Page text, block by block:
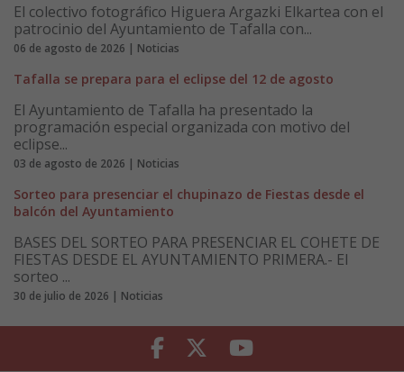
El colectivo fotográfico Higuera Argazki Elkartea con el
patrocinio del Ayuntamiento de Tafalla con...
06 de agosto de 2026 | Noticias
Tafalla se prepara para el eclipse del 12 de agosto
El Ayuntamiento de Tafalla ha presentado la
programación especial organizada con motivo del
eclipse...
03 de agosto de 2026 | Noticias
Sorteo para presenciar el chupinazo de Fiestas desde el
balcón del Ayuntamiento
BASES DEL SORTEO PARA PRESENCIAR EL COHETE DE
FIESTAS DESDE EL AYUNTAMIENTO PRIMERA.- El
sorteo ...
30 de julio de 2026 | Noticias
Facebook Twitter Youtube